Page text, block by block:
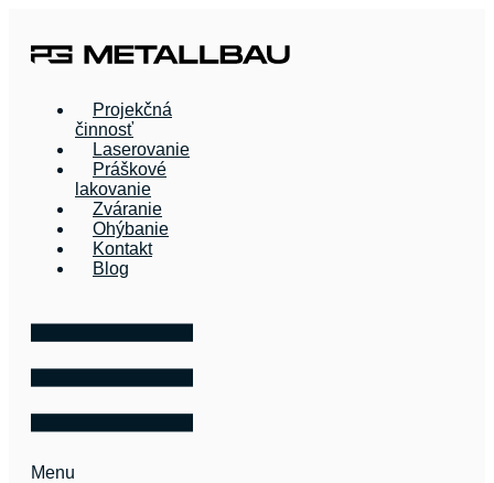
obsah
Projekčná
činnosť
Laserovanie
Práškové
lakovanie
Zváranie
Ohýbanie
Kontakt
Blog
Menu